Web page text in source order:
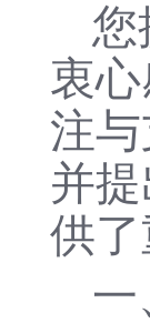
您
衷
注
并
供